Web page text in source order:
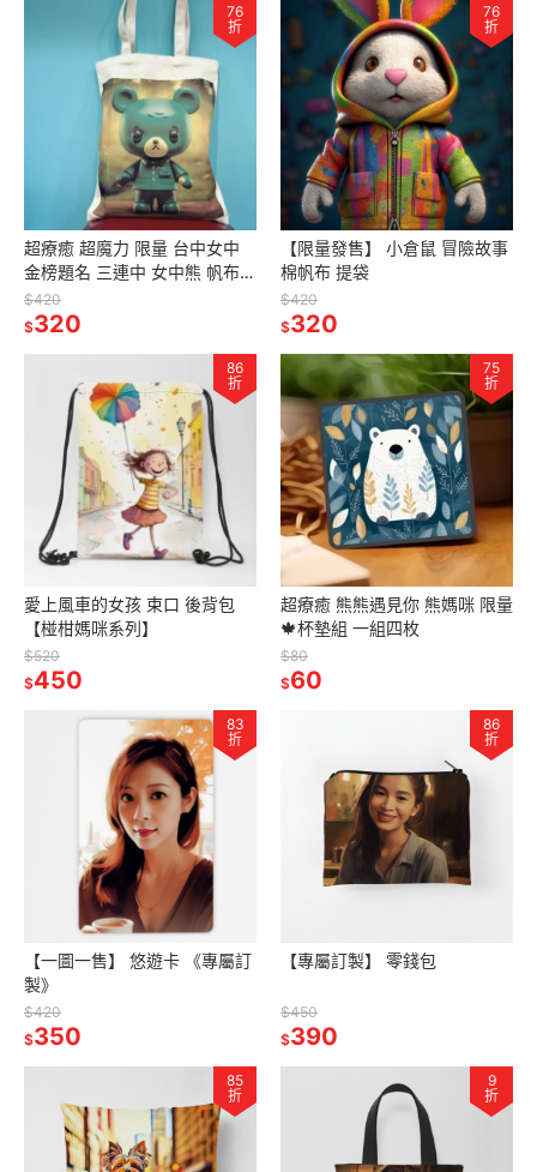
76
折
超療癒 超魔力 限量 台中女中
金榜題名 三連中 女中熊 帆布包
肩背包
$420
$320
76
折
【限量發售】 小倉鼠 冒險故事
棉帆布 提袋
$420
$320
86
折
愛上風車的女孩 束口 後背包
【椪柑媽咪系列】
$520
$450
75
折
超療癒 熊熊遇見你 熊媽咪 限量
🍁杯墊組 一組四枚
$80
$60
83
折
【一圖一售】 悠遊卡 《專屬訂
製》
$420
$350
86
折
【專屬訂製】 零錢包
$450
$390
85
折
9
折